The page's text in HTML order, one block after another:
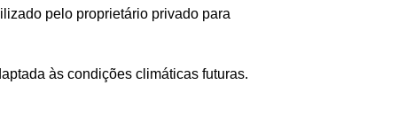
pelo proprietário privado para
às condições climáticas futuras.